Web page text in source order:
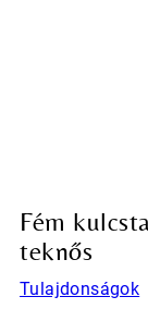
Fém
teknős
Tulajdonságok